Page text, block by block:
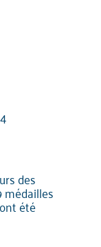
des
médailles
été